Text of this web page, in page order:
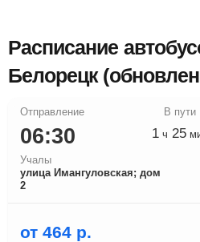
Расписание
Белорецк
06:30
Учалы
улица Имангуловская; дом
2
1 ч 25
от 464 р.